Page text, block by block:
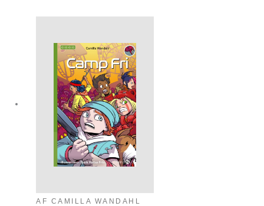
AF CAMILLA WANDAHL